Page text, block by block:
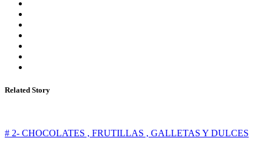
Related Story
# 2- CHOCOLATES , FRUTILLAS , GALLETAS Y DULCES